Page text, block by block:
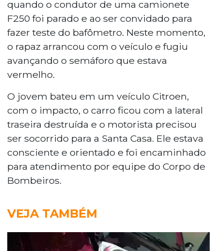
quando o condutor de uma camionete
F250 foi parado e ao ser convidado para
fazer teste do bafômetro. Neste momento,
o rapaz arrancou com o veículo e fugiu
avançando o semáforo que estava
vermelho.
O jovem bateu em um veículo Citroen,
com o impacto, o carro ficou com a lateral
traseira destruída e o motorista precisou
ser socorrido para a Santa Casa. Ele estava
consciente e orientado e foi encaminhado
para atendimento por equipe do Corpo de
Bombeiros.
VEJA TAMBÉM